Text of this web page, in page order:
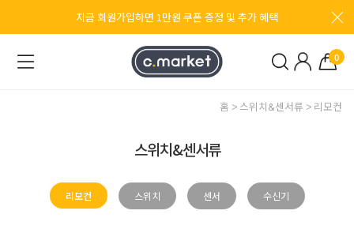
지금 회원가입하면 1만원 쿠폰 증정 및 추가 혜택
0
홈 스위치&센서류 리모컨
스위치&센서류
리모컨 스위치 센서 수신기